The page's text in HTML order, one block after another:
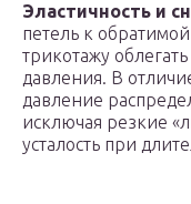
Эластичность и
петель к
трикотажу
давления. В
давление
исключая резкие
усталость при